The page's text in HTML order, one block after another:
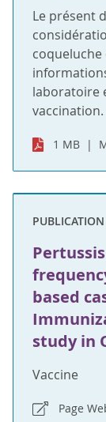
Le présent
laboratoire
vaccination.
1 MB
PUBLICATION
based
study in
Vaccine
Page